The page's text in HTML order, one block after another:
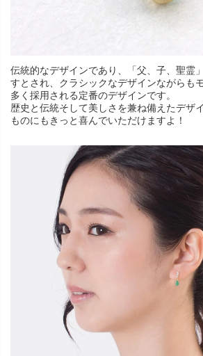
伝統的なデザインであり、「父、子、聖霊
すとされ、クラシックなデザインながらも
多く採用される定番のデザインです。
歴史と伝統そして美しさを兼ね備えたデザ
ものにもきっと喜んでいただけますよ！